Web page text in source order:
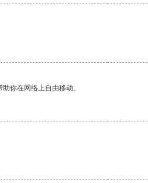
你在网络上自由移动。